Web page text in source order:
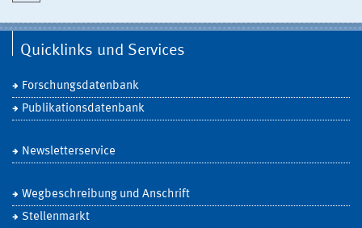
Quicklinks und Services
Forschungsdatenbank
Publikationsdatenbank
Newsletterservice
Wegbeschreibung und Anschrift
Stellenmarkt